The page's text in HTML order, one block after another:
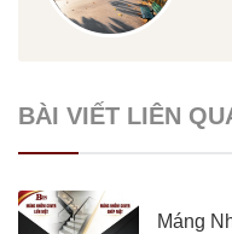
BÀI VIẾT LIÊN
Máng